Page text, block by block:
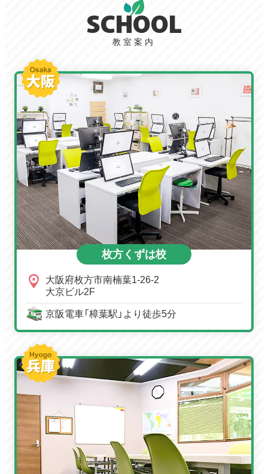
SCHOOL
教室案内
枚方くずは校
大阪府枚方市南楠葉1-26-2
大京ビル2F
京阪電車「樟葉駅」より徒歩5分